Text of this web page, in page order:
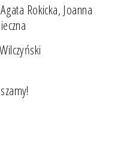
Rokicka, Joanna